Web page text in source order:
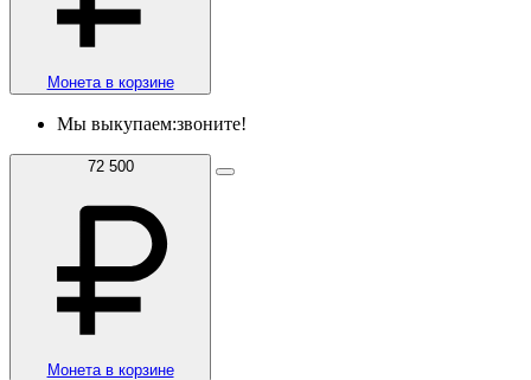
Монета в корзине
Мы выкупаем:звоните!
72 500
Монета в корзине